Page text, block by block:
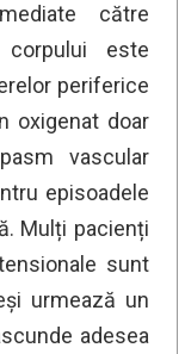
către
corpului este
periferice
oxigenat doar
vascular
episoadele
Mulți pacienți
sunt
urmează un
adesea